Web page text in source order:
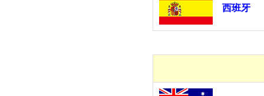
西班牙